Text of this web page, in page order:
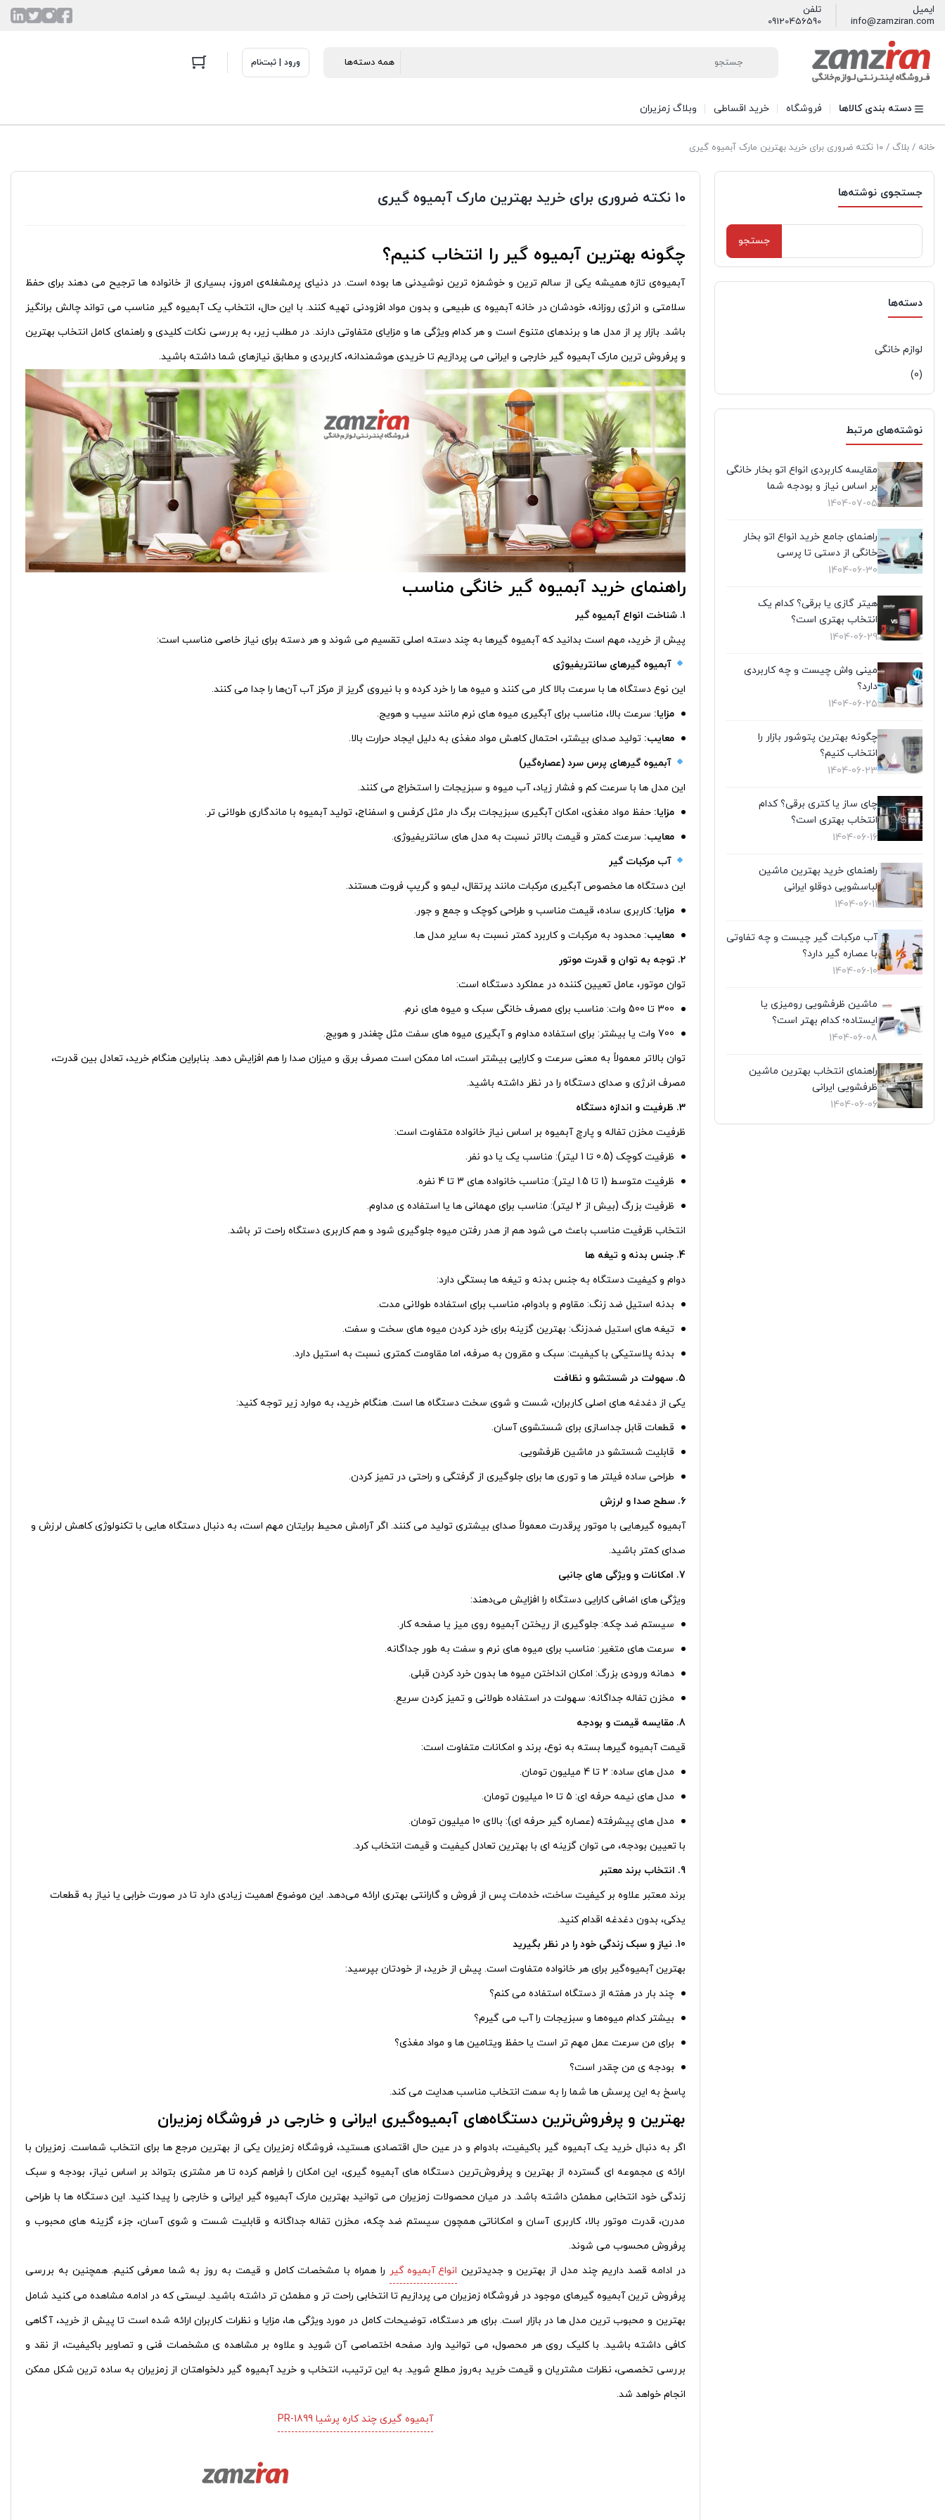
ایمیل
info@zamziran.com
تلفن
09120456590
ورود | ثبت‌نام
دسته بندی کالاها فروشگاه خرید اقساطی وبلاگ زمزیران
خانه / بلاگ / ۱۰ نکته ضروری برای خرید بهترین مارک آبمیوه‌ گیری
جستجوی نوشته‌ها
برای:
دسته‌ها
لوازم خانگی
(0)
نوشته‌های مرتبط
مقایسه کاربردی انواع اتو بخار خانگی
بر اساس نیاز و بودجه شما
1404-07-05
راهنمای جامع خرید انواع اتو بخار
خانگی از دستی تا پرسی
1404-06-30
هیتر گازی یا برقی؟ کدام یک
انتخاب بهتری است؟
1404-06-29
مینی واش چیست و چه کاربردی
دارد؟
1404-06-25
چگونه بهترین پتوشور بازار را
انتخاب کنیم؟
1404-06-23
چای‌ ساز یا کتری برقی؟ کدام
انتخاب بهتری است؟
1404-06-16
راهنمای خرید بهترین ماشین
لباسشویی دوقلو ایرانی
1404-06-11
آب مرکبات گیر چیست و چه تفاوتی
با عصاره گیر دارد؟
1404-06-10
ماشین ظرفشویی رومیزی یا
ایستاده؛ کدام بهتر است؟
1404-06-08
راهنمای انتخاب بهترین ماشین
ظرفشویی ایرانی
1404-06-06
۱۰ نکته ضروری برای خرید بهترین مارک آبمیوه‌ گیری
چگونه بهترین آبمیوه‌ گیر را انتخاب کنیم؟
آبمیوه‌ی تازه همیشه یکی از سالم‌ ترین و خوشمزه‌ ترین نوشیدنی‌ ها بوده است. در دنیای پرمشغله‌ی امروز، بسیاری از خانواده‌ ها ترجیح می‌ دهند برای حفظ
سلامتی و انرژی روزانه، خودشان در خانه آبمیوه‌ ی طبیعی و بدون مواد افزودنی تهیه کنند. با این حال، انتخاب یک آبمیوه‌ گیر مناسب می‌ تواند چالش‌ برانگیز
باشد. بازار پر از مدل‌ ها و برندهای متنوع است و هر کدام ویژگی‌ ها و مزایای متفاوتی دارند. در مطلب زیر، به بررسی نکات کلیدی و راهنمای کامل انتخاب بهترین
و پرفروش ترین مارک آبمیوه‌ گیر خارجی و ایرانی می‌ پردازیم تا خریدی هوشمندانه، کاربردی و مطابق نیازهای شما داشته باشید.
راهنمای خرید آبمیوه گیر خانگی مناسب
1. شناخت انواع آبمیوه‌ گیر
پیش از خرید، مهم است بدانید که آبمیوه‌ گیرها به چند دسته اصلی تقسیم می‌ شوند و هر دسته برای نیاز خاصی مناسب است:
آبمیوه‌ گیرهای سانتریفیوژی
این نوع دستگاه‌ ها با سرعت بالا کار می‌ کنند و میوه‌ ها را خرد کرده و با نیروی گریز از مرکز آب آن‌ها را جدا می‌ کنند.
مزایا: سرعت بالا، مناسب برای آبگیری میوه‌ های نرم مانند سیب و هویج.
معایب: تولید صدای بیشتر، احتمال کاهش مواد مغذی به دلیل ایجاد حرارت بالا.
آبمیوه‌ گیرهای پرس سرد (عصاره‌گیر)
این مدل‌ ها با سرعت کم و فشار زیاد، آب میوه و سبزیجات را استخراج می‌ کنند.
مزایا: حفظ مواد مغذی، امکان آبگیری سبزیجات برگ‌ دار مثل کرفس و اسفناج، تولید آبمیوه با ماندگاری طولانی‌ تر.
معایب: سرعت کمتر و قیمت بالاتر نسبت به مدل‌ های سانتریفیوژی.
آب مرکبات‌ گیر
این دستگاه‌ ها مخصوص آبگیری مرکبات مانند پرتقال، لیمو و گریپ‌ فروت هستند.
مزایا: کاربری ساده، قیمت مناسب و طراحی کوچک و جمع‌ و جور.
معایب: محدود به مرکبات و کاربرد کمتر نسبت به سایر مدل‌ ها.
2. توجه به توان و قدرت موتور
توان موتور، عامل تعیین‌ کننده در عملکرد دستگاه است:
300 تا 500 وات: مناسب برای مصرف خانگی سبک و میوه‌ های نرم.
700 وات یا بیشتر: برای استفاده مداوم و آبگیری میوه‌ های سفت مثل چغندر و هویج.
توان بالاتر معمولاً به معنی سرعت و کارایی بیشتر است، اما ممکن است مصرف برق و میزان صدا را هم افزایش دهد. بنابراین هنگام خرید، تعادل بین قدرت،
مصرف انرژی و صدای دستگاه را در نظر داشته باشید.
3. ظرفیت و اندازه دستگاه
ظرفیت مخزن تفاله و پارچ آبمیوه بر اساس نیاز خانواده متفاوت است:
ظرفیت کوچک (0.5 تا 1 لیتر): مناسب یک یا دو نفر.
ظرفیت متوسط (1 تا 1.5 لیتر): مناسب خانواده‌ های 3 تا 4 نفره.
ظرفیت بزرگ (بیش از 2 لیتر): مناسب برای مهمانی‌ ها یا استفاده‌ ی مداوم.
انتخاب ظرفیت مناسب باعث می‌ شود هم از هدر رفتن میوه جلوگیری شود و هم کاربری دستگاه راحت‌ تر باشد.
4. جنس بدنه و تیغه‌ ها
دوام و کیفیت دستگاه به جنس بدنه و تیغه‌ ها بستگی دارد:
بدنه استیل ضد زنگ: مقاوم و بادوام، مناسب برای استفاده طولانی‌ مدت.
تیغه‌ های استیل ضدزنگ: بهترین گزینه برای خرد کردن میوه‌ های سخت و سفت.
بدنه پلاستیکی با کیفیت: سبک و مقرون‌ به‌ صرفه، اما مقاومت کمتری نسبت به استیل دارد.
5. سهولت در شستشو و نظافت
یکی از دغدغه‌ های اصلی کاربران، شست‌ و شوی سخت دستگاه‌ ها است. هنگام خرید، به موارد زیر توجه کنید:
قطعات قابل جداسازی برای شستشوی آسان.
قابلیت شستشو در ماشین ظرفشویی.
طراحی ساده فیلتر ها و توری‌ ها برای جلوگیری از گرفتگی و راحتی در تمیز کردن.
6. سطح صدا و لرزش
آبمیوه‌ گیرهایی با موتور پرقدرت معمولاً صدای بیشتری تولید می‌ کنند. اگر آرامش محیط برایتان مهم است، به دنبال دستگاه‌ هایی با تکنولوژی کاهش لرزش و
صدای کمتر باشید.
7. امکانات و ویژگی‌ های جانبی
ویژگی‌ های اضافی کارایی دستگاه را افزایش می‌دهند:
سیستم ضد چکه: جلوگیری از ریختن آبمیوه روی میز یا صفحه کار.
سرعت‌ های متغیر: مناسب برای میوه‌ های نرم و سفت به طور جداگانه.
دهانه ورودی بزرگ: امکان انداختن میوه‌ ها بدون خرد کردن قبلی.
مخزن تفاله جداگانه: سهولت در استفاده طولانی و تمیز کردن سریع.
8. مقایسه قیمت و بودجه
قیمت آبمیوه‌ گیرها بسته به نوع، برند و امکانات متفاوت است:
مدل‌ های ساده: 2 تا 4 میلیون تومان.
مدل‌ های نیمه‌ حرفه‌ ای: 5 تا 10 میلیون تومان.
مدل‌ های پیشرفته (عصاره‌ گیر حرفه‌ ای): بالای 10 میلیون تومان.
با تعیین بودجه، می‌ توان گزینه‌ ای با بهترین تعادل کیفیت و قیمت انتخاب کرد.
9. انتخاب برند معتبر
برند معتبر علاوه بر کیفیت ساخت، خدمات پس از فروش و گارانتی بهتری ارائه می‌دهد. این موضوع اهمیت زیادی دارد تا در صورت خرابی یا نیاز به قطعات
یدکی، بدون دغدغه اقدام کنید.
10. نیاز و سبک زندگی خود را در نظر بگیرید
بهترین آبمیوه‌گیر برای هر خانواده متفاوت است. پیش از خرید، از خودتان بپرسید:
چند بار در هفته از دستگاه استفاده می‌ کنم؟
بیشتر کدام میوه‌ها و سبزیجات را آب می‌ گیرم؟
برای من سرعت عمل مهم‌ تر است یا حفظ ویتامین‌ ها و مواد مغذی؟
بودجه‌ ی من چقدر است؟
پاسخ به این پرسش‌ ها شما را به سمت انتخاب مناسب هدایت می‌ کند.
بهترین و پرفروش‌ترین دستگاه‌های آبمیوه‌گیری ایرانی و خارجی در فروشگاه زمزیران
اگر به دنبال خرید یک آبمیوه‌ گیر باکیفیت، بادوام و در عین حال اقتصادی هستید، فروشگاه زمزیران یکی از بهترین مرجع‌ ها برای انتخاب شماست. زمزیران با
ارائه‌ ی مجموعه‌ ای گسترده از بهترین و پرفروش‌ترین دستگاه‌ های آبمیوه‌ گیری، این امکان را فراهم کرده تا هر مشتری بتواند بر اساس نیاز، بودجه و سبک
زندگی خود انتخابی مطمئن داشته باشد. در میان محصولات زمزیران می‌ توانید بهترین مارک آبمیوه‌ گیر ایرانی و خارجی را پیدا کنید. این دستگاه‌ ها با طراحی
مدرن، قدرت موتور بالا، کاربری آسان و امکاناتی همچون سیستم ضد چکه، مخزن تفاله جداگانه و قابلیت شست‌ و شوی آسان، جزء گزینه‌ های محبوب و
پرفروش محسوب می‌ شوند.
در ادامه قصد داریم چند مدل از بهترین و جدیدترین انواع آبمیوه گیر را همراه با مشخصات کامل و قیمت به‌ روز به شما معرفی کنیم. همچنین به بررسی
پرفروش‌ ترین آبمیوه‌ گیرهای موجود در فروشگاه زمزیران می‌ پردازیم تا انتخابی راحت‌ تر و مطمئن‌ تر داشته باشید. لیستی که در ادامه مشاهده می‌ کنید شامل
بهترین و محبوب‌ ترین مدل‌ ها در بازار است. برای هر دستگاه، توضیحات کامل در مورد ویژگی‌ ها، مزایا و نظرات کاربران ارائه شده است تا پیش از خرید، آگاهی
کافی داشته باشید. با کلیک روی هر محصول، می‌ توانید وارد صفحه اختصاصی آن شوید و علاوه بر مشاهده‌ ی مشخصات فنی و تصاویر باکیفیت، از نقد و
بررسی تخصصی، نظرات مشتریان و قیمت خرید به‌روز مطلع شوید. به این ترتیب، انتخاب و خرید آبمیوه‌ گیر دلخواهتان از زمزیران به ساده‌ ترین شکل ممکن
انجام خواهد شد.
آبمیوه گیری چند کاره پرشیا PR-1899